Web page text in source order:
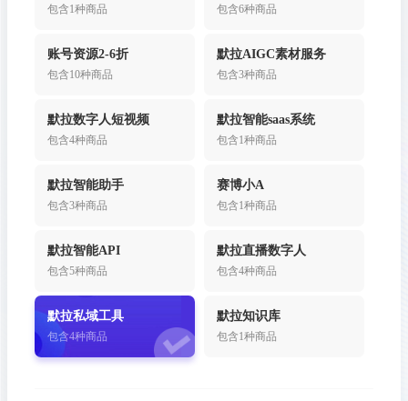
包含1种商品 包含6种商品
账号资源2-6折
包含10种商品
默拉AIGC素材服务
包含3种商品
默拉数字人短视频
包含4种商品
默拉智能saas系统
包含1种商品
默拉智能助手
包含3种商品
赛博小A
包含1种商品
默拉智能API
包含5种商品
默拉直播数字人
包含4种商品
默拉私域工具
包含4种商品
默拉知识库
包含1种商品